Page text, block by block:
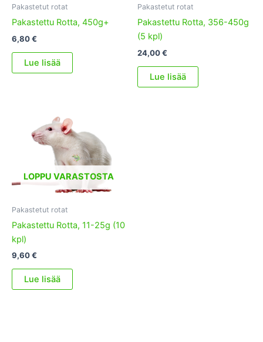
Pakastetut rotat
Pakastettu Rotta, 450g+
6,80€
Lue lisää
Pakastetut rotat
Pakastettu Rotta, 356-450g
(5 kpl)
24,00€
Lue lisää
LOPPU VARASTOSTA
Pakastetut rotat
Pakastettu Rotta, 11-25g (10
kpl)
9,60€
Lue lisää